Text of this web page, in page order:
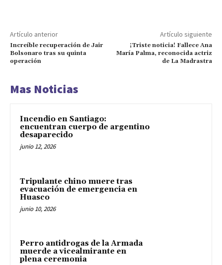
Artículo anterior
Increíble recuperación de Jair
Bolsonaro tras su quinta
operación
Artículo siguiente
¡Triste noticia! Fallece Ana
María Palma, reconocida actriz
de La Madrastra
Mas Noticias
Incendio en Santiago:
encuentran cuerpo de argentino
desaparecido
junio 12, 2026
Tripulante chino muere tras
evacuación de emergencia en
Huasco
junio 10, 2026
Perro antidrogas de la Armada
muerde a vicealmirante en
plena ceremonia